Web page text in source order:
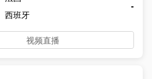
西班牙
-
视频直播